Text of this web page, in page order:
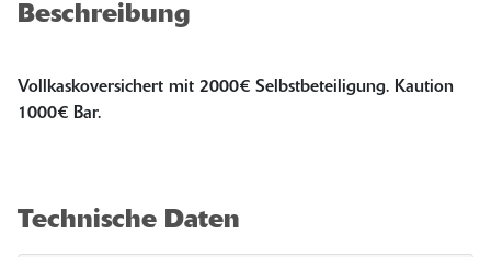
Beschreibung
Vollkaskoversichert mit 2000€ Selbstbeteiligung. Kaution
1000€ Bar.
Technische Daten